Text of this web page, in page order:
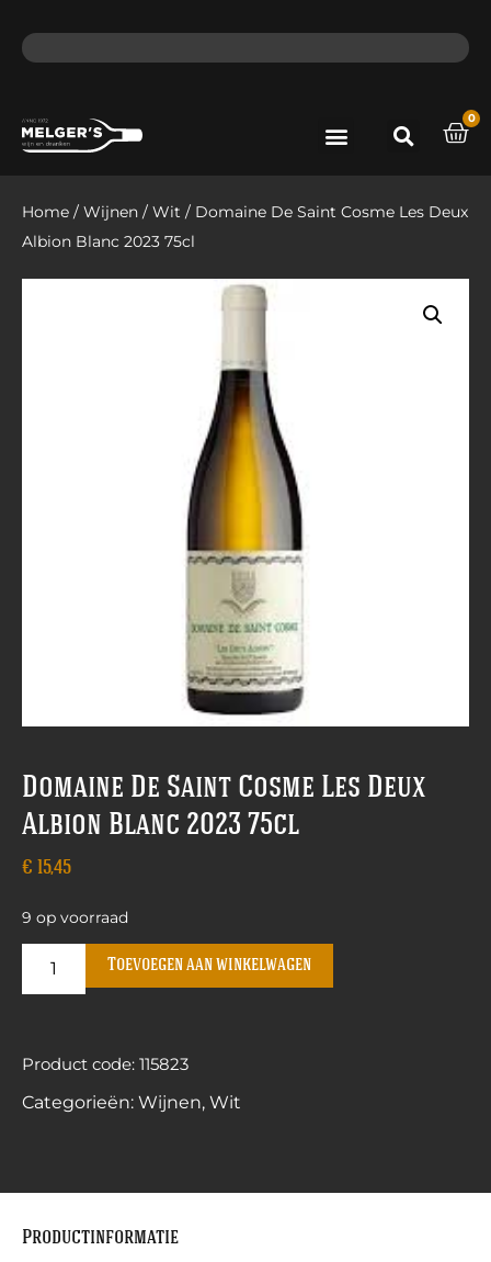
0
Home / Wijnen / Wit / Domaine De Saint Cosme Les Deux
Albion Blanc 2023 75cl
Domaine De Saint Cosme Les Deux
Albion Blanc 2023 75cl
€ 15,45
9 op voorraad
Toevoegen aan winkelwagen
Product code: 115823
Categorieën: Wijnen, Wit
Productinformatie